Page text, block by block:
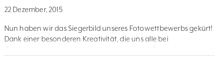
22 Dezember, 2015
Nun haben wir das Siegerbild unseres Fotowettbewerbs gekürt!
Dank einer besonderen Kreativität, die uns alle bei